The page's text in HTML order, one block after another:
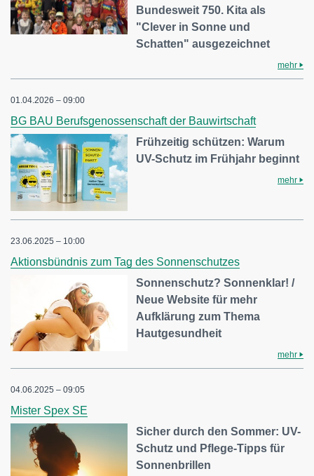
Bundesweit 750. Kita als
"Clever in Sonne und
Schatten" ausgezeichnet
mehr
01.04.2026 – 09:00
BG BAU Berufsgenossenschaft der Bauwirtschaft
Frühzeitig schützen: Warum
UV-Schutz im Frühjahr beginnt
mehr
23.06.2025 – 10:00
Aktionsbündnis zum Tag des Sonnenschutzes
Sonnenschutz? Sonnenklar! /
Neue Website für mehr
Aufklärung zum Thema
Hautgesundheit
mehr
04.06.2025 – 09:05
Mister Spex SE
Sicher durch den Sommer: UV-
Schutz und Pflege-Tipps für
Sonnenbrillen